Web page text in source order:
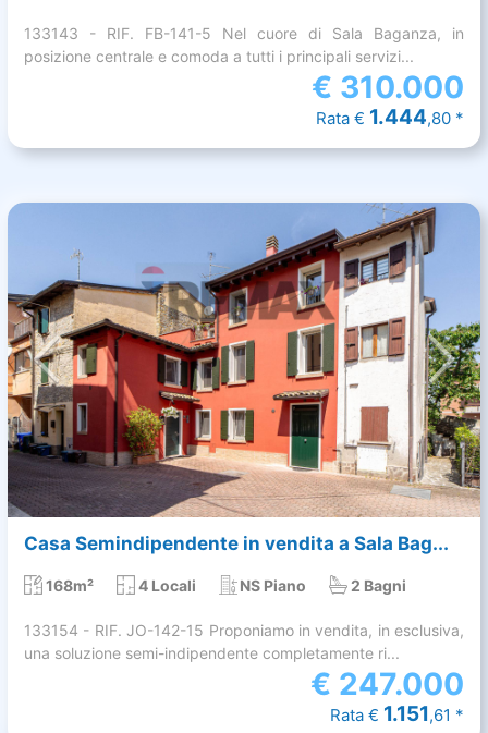
133143 - RIF. FB-141-5 Nel cuore di Sala Baganza, in
posizione centrale e comoda a tutti i principali servizi...
€ 310.000
Rata € 1.444,80 *
Casa Semindipendente in vendita a Sala Bag...
168m² 4 Locali NS Piano 2 Bagni
133154 - RIF. JO-142-15 Proponiamo in vendita, in esclusiva,
una soluzione semi-indipendente completamente ri...
€ 247.000
Rata € 1.151,61 *